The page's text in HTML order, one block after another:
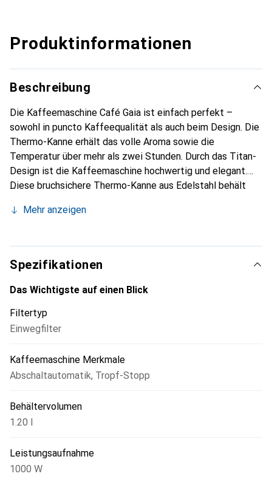
Produktinformationen
Beschreibung
Die Kaffeemaschine Café Gaia ist einfach perfekt –
sowohl in puncto Kaffeequalität als auch beim Design. Die
Thermo-Kanne erhält das volle Aroma sowie die
Temperatur über mehr als zwei Stunden. Durch das Titan-
Design ist die Kaffeemaschine hochwertig und elegant.
Diese bruchsichere Thermo-Kanne aus Edelstahl behält
Stunden bei. Dank des doppelwandigen Designs beträgt
mindestens 65 °C.
Mehr anzeigen
Spezifikationen
Das Wichtigste auf einen Blick
Filtertyp
Einwegfilter
Kaffeemaschine Merkmale
Abschaltautomatik, Tropf-Stopp
Behältervolumen
1.20 l
Leistungsaufnahme
1000 W